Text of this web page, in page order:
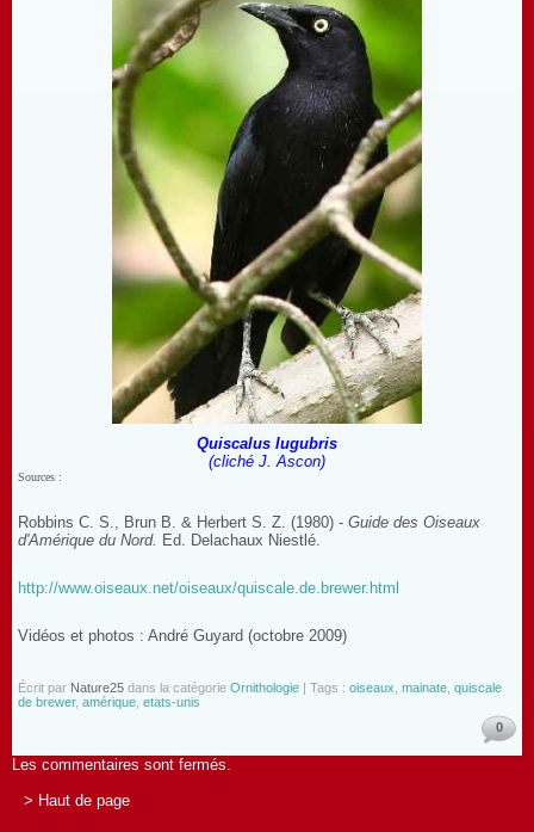
Quiscalus lugubris
(cliché J. Ascon)
Sources :
Robbins C. S., Brun B. & Herbert S. Z. (1980) - Guide des Oiseaux
d'Amérique du Nord. Ed. Delachaux Niestlé.
http://www.oiseaux.net/oiseaux/quiscale.de.brewer.html
Vidéos et photos : André Guyard (octobre 2009)
Écrit par Nature25 dans la catégorie Ornithologie | Tags : oiseaux mainate quiscale
de brewer, amérique etats-unis
0
Les commentaires sont fermés.
> Haut de page